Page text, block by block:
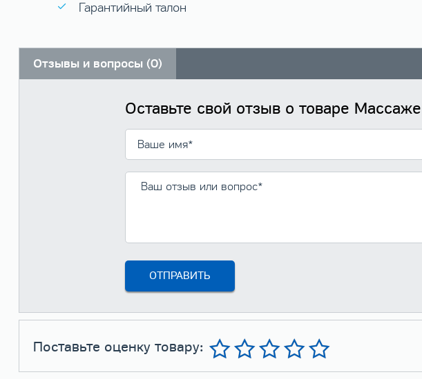
Гарантийный талон
Отзывы и вопросы (0)
Оставьте свой отзыв о товаре
Поставьте оценку товару: